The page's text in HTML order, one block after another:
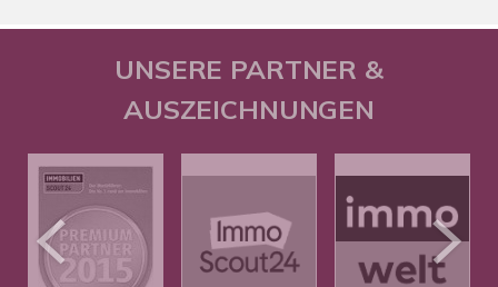
UNSERE PARTNER &
AUSZEICHNUNGEN